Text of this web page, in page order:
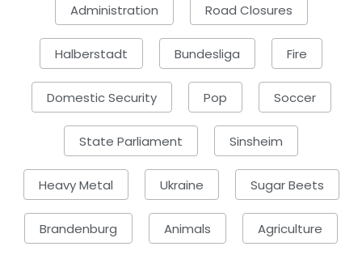
Administration Road Closures
Halberstadt Bundesliga Fire
Domestic Security Pop Soccer
State Parliament Sinsheim
Heavy Metal Ukraine Sugar Beets
Brandenburg Animals Agriculture